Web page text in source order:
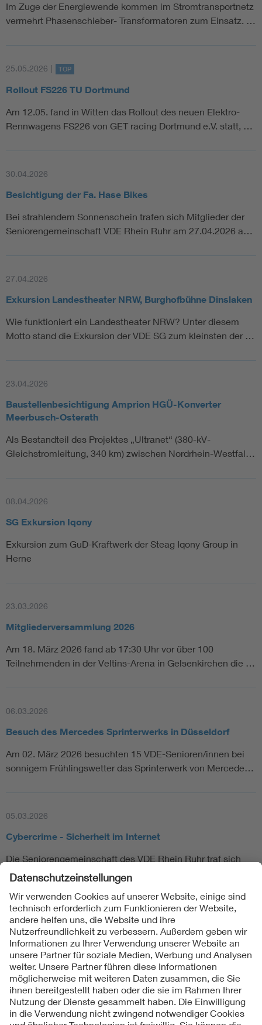
Im Zuge der Energiewende kommen im Stromtransportnetz
vermehrt Phasenschieber- Transformatoren zum Einsatz. …
25.05.2026 | TOP
Rollout FS226 TU Dortmund
Am 12.05. fand in Witten das Rollout des neuen Elektro-
Rennwagens FS226 von GET racing Dortmund e.V. statt, …
30.04.2026
Besichtigung der Fa. Hase Bikes
Bei strahlendem Sonnenschein trafen sich Mitglieder der
Seniorengemeinschaft VDE Rhein Ruhr am 27.04.2026 a…
27.04.2026
Exkursion Landestheater NRW, Burghofbühne Dinslaken
Wie funktioniert ein Landestheater NRW? Unter diesem
Motto stand die Exkursion der VDE SG zum kleinsten der …
23.04.2026
Baustellenbesichtigung Amprion HGÜ-Konverter
Meerbusch-Osterath
Als Bestandteil des Projektes „Ultranet“ (380-kV-
Gleichstromleitung, 340 km) zwischen Nordrhein-Westfal…
08.04.2026
SG Exkursion Iqony
Exkursion zum GuD-Kraftwerk der Steag Iqony Group in
Herne
23.03.2026
Mitgliederversammlung 2026
Am 18. März 2026 fand ab 17:30 Uhr vor über 100
Teilnehmenden in der Veltins-Arena in Gelsenkirchen die …
06.03.2026
Besuch des Mercedes Sprinterwerks in Düsseldorf
Am 02. März 2026 besuchten 15 VDE-Senioren/innen bei
sonnigem Frühlingswetter das Sprinterwerk von Mercede…
05.03.2026
Cybercrime - Sicherheit im Internet
Die Seniorengemeinschaft des VDE Rhein Ruhr traf sich
am 23.02.2026 in Dortmund zu einem Vortrag zum Them…
2 3
Folgen Sie uns